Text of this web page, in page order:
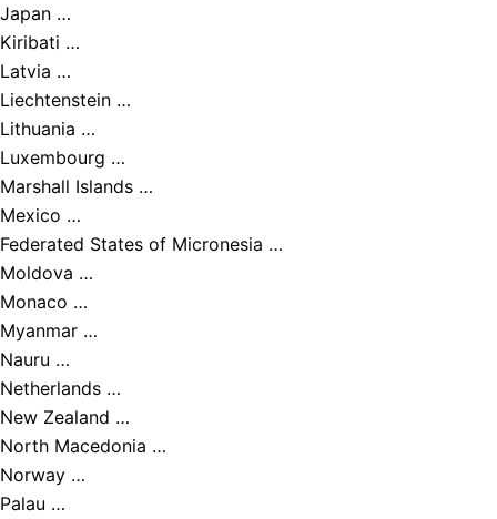
Japan …
Kiribati …
Latvia …
Liechtenstein …
Lithuania …
Luxembourg …
Marshall Islands …
Mexico …
Federated States of Micronesia …
Moldova …
Monaco …
Myanmar …
Nauru …
Netherlands …
New Zealand …
North Macedonia …
Norway …
Palau …